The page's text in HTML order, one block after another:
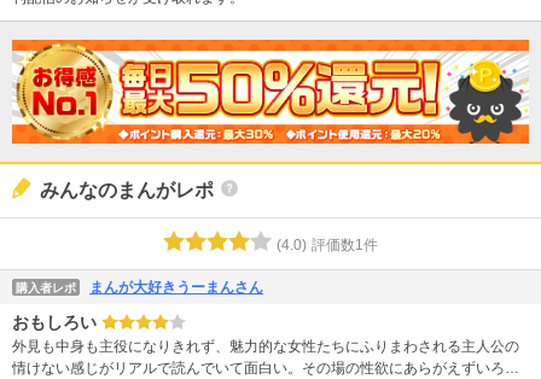
みんなのまんがレポ
(4.0) 評価数1 件
購入者レポ まんが大好きうーまんさん
おもしろい
外見も中身も主役になりきれず、魅力的な女性たちにふりまわされる主人公の
情けない感じがリアルで読んでいて面白い。その場の性欲にあらがえずいろい